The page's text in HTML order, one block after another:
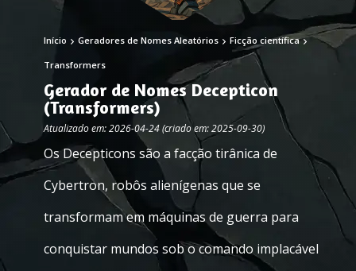
Início Geradores de Nomes Aleatórios Ficção científica
Transformers
Gerador de Nomes Decepticon
(Transformers)
Atualizado em: 2026-04-24 (criado em: 2025-09-30)
Os Decepticons são a facção tirânica de
Cybertron, robôs alienígenas que se
transformam em máquinas de guerra para
conquistar mundos sob o comando implacável